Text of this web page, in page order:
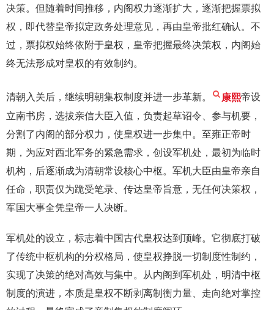
决策。但随着时间推移，内阁权力逐渐扩大，逐渐把握票拟
权，即代替皇帝拟定政务处理意见，再由皇帝批红确认。不
过，票拟权始终依附于皇权，皇帝把握最终决策权，内阁始
终无法形成对皇权的有效制约。
清朝入关后，继续明朝集权制度并进一步革新。 康熙帝设
立南书房，选拔亲信大臣入值，负责起草诏令、参与机要，
分割了内阁的部分权力，使皇权进一步集中。至雍正帝时
期，为应对西北军务的紧急需求，创设军机处，最初为临时
机构，后逐渐成为清朝常设核心中枢。军机大臣由皇帝亲自
任命，职责仅为跪受笔录、传达皇帝旨意，无任何决策权，
军国大事全凭皇帝一人决断。
军机处的设立，标志着中国古代皇权达到顶峰。它彻底打破
了传统中枢机构的分权格局，使皇权挣脱一切制度性制约，
实现了决策的绝对高效与集中。从内阁到军机处，明清中枢
制度的演进，本质是皇权不断剥离制衡力量、走向绝对掌控